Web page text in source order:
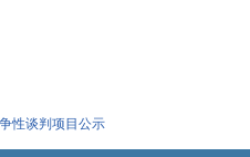
性谈判项目公示